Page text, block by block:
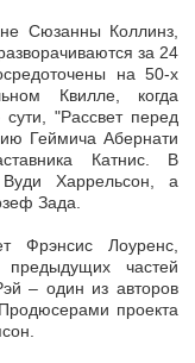
Сюзанны Коллинз,
за 24
на 50-х
Квилле, когда
"Рассвет перед
Геймича Абернати
Катнис. В
Харрельсон, а
Зада.
Фрэнсис Лоуренс,
частей
– один из авторов
проекта